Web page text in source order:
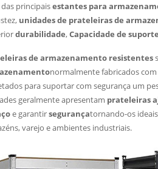
principaisestantes para
unidades de prateleiras de
durabilidade,Capacidade de
de armazenamento resistentes
normalmente fabricados
para suportar com segurança um
geralmente apresentam prateleiras
e garantirsegurançatornando-os
varejo e ambientes industriais.